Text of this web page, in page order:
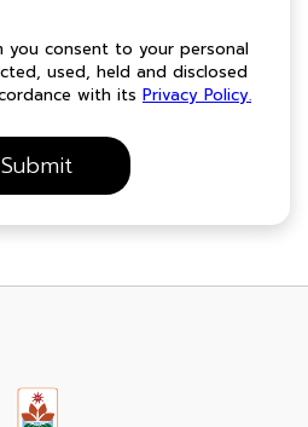
you consent to your personal
used, held and disclosed
with its Privacy Policy.